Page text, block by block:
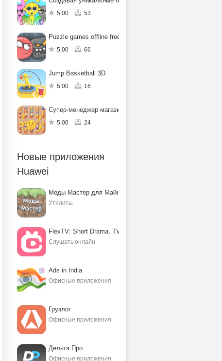
5.00 53
Puzzle games offline free Bounce Ball: Hero Adventure
5.00 66
Jump Basketball 3D
5.00 16
Супер-менеджер магазина
5.00 24
Новые приложения
Huawei
Моды Мастер для Майнкрафт ПЕ
Утилиты
FlexTV: Short Drama, TV, Reels
Слушать онлайн
Ads in India
Офисные приложения
Грузлог
Офисные приложения
Дельта Про
Офисные приложения